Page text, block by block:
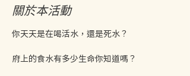
關於本活動
你天天是在喝活水，還是死水？
府上的食水有多少生命你知道嗎？